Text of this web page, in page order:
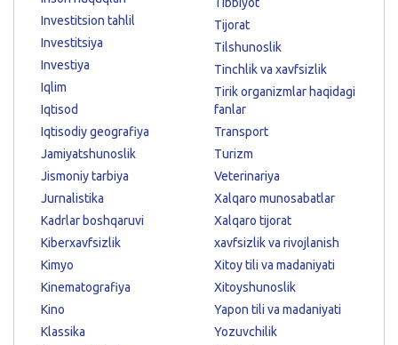
Investitsion tahlil
Investitsiya
Investiya
Iqlim
Iqtisod
Iqtisodiy geografiya
Jamiyatshunoslik
Jismoniy tarbiya
Jurnalistika
Kadrlar boshqaruvi
Kiberxavfsizlik
Kimyo
Kinematografiya
Kino
Klassika
Tijorat
Tilshunoslik
Tinchlik va xavfsizlik
Tirik organizmlar haqidagi
fanlar
Transport
Turizm
Veterinariya
Xalqaro munosabatlar
Xalqaro tijorat
xavfsizlik va rivojlanish
Xitoy tili va madaniyati
Xitoyshunoslik
Yapon tili va madaniyati
Yozuvchilik